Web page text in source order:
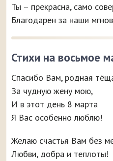
Ты – прекрасна, само
Благодарен за наши
Стихи на восьмое
Спасибо Вам, родная
За чудную жену мою,
И в этот день 8 марта
Я Вас особенно люблю!
Желаю счастья Вам без
Любви, добра и теплоты!